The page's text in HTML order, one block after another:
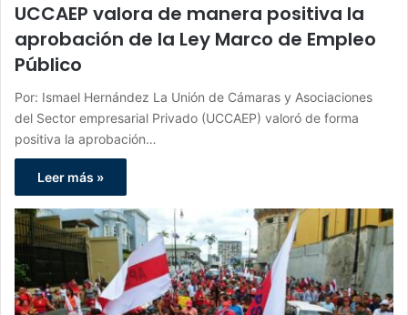
UCCAEP valora de manera positiva la
aprobación de la Ley Marco de Empleo
Público
Por: Ismael Hernández La Unión de Cámaras y Asociaciones
del Sector empresarial Privado (UCCAEP) valoró de forma
positiva la aprobación…
Leer más »